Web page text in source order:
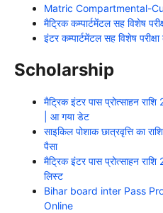
Matric Compartmental-
मैट्रिक कम्पार्टमेंटल सह विशेष
इंटर कम्पार्टमेंटल सह विशेष
Scholarship
मैट्रिक इंटर पास प्रोत्साहन
| आ गया डेट
साइकिल पोशाक छात्रवृत्ति का
पैसा
मैट्रिक इंटर पास प्रोत्साहन
लिस्ट
Bihar board inter Pass
Online